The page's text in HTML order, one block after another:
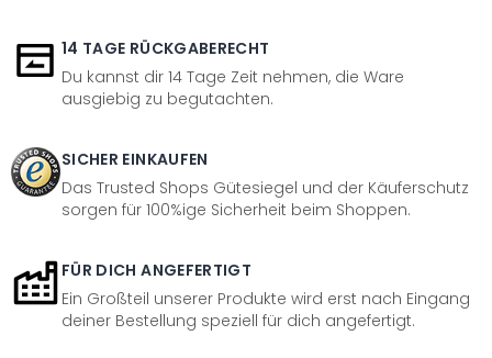
14 TAGE RÜCKGABERECHT
Du kannst dir 14 Tage Zeit nehmen, die Ware
ausgiebig zu begutachten.
SICHER EINKAUFEN
Das Trusted Shops Gütesiegel und der Käuferschutz
sorgen für 100%ige Sicherheit beim Shoppen.
FÜR DICH ANGEFERTIGT
Ein Großteil unserer Produkte wird erst nach Eingang
deiner Bestellung speziell für dich angefertigt.